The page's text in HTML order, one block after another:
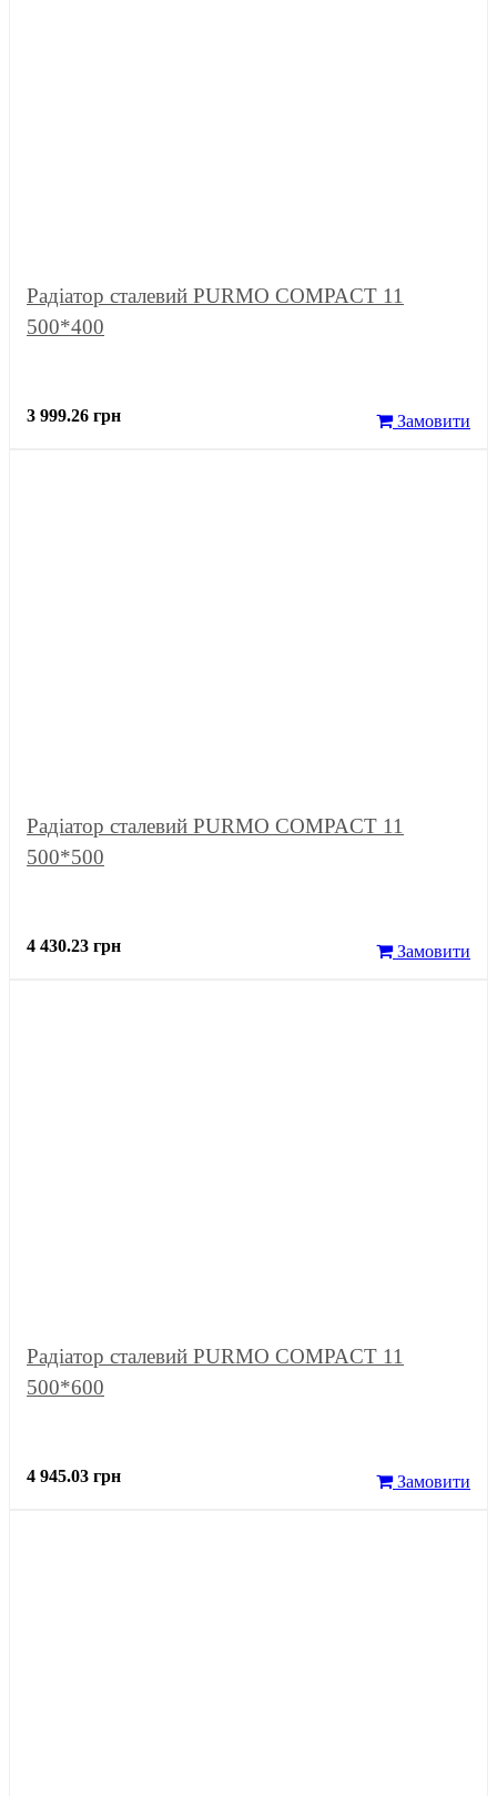
Радіатор сталевий PURMO COMPACT 11
500*400
3 999.26 грн Замовити
Радіатор сталевий PURMO COMPACT 11
500*500
4 430.23 грн Замовити
Радіатор сталевий PURMO COMPACT 11
500*600
4 945.03 грн Замовити